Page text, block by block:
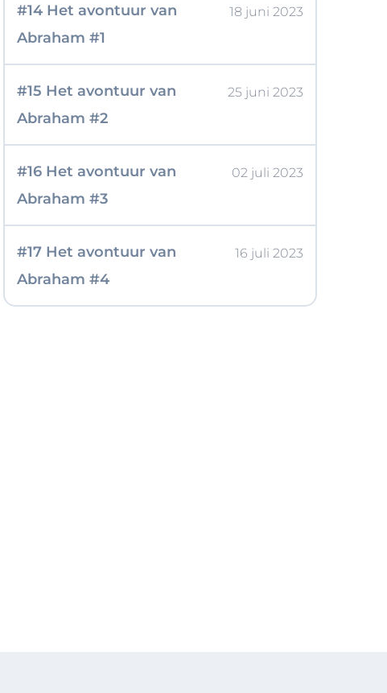
#14 Het avontuur van
Abraham #1
18 juni 2023
#15 Het avontuur van
Abraham #2
25 juni 2023
#16 Het avontuur van
Abraham #3
02 juli 2023
#17 Het avontuur van
Abraham #4
16 juli 2023